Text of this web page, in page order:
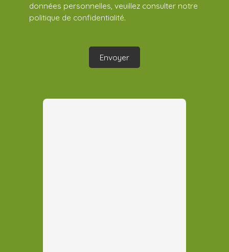
données personnelles, veuillez consulter notre
politique de confidentialité.
Envoyer